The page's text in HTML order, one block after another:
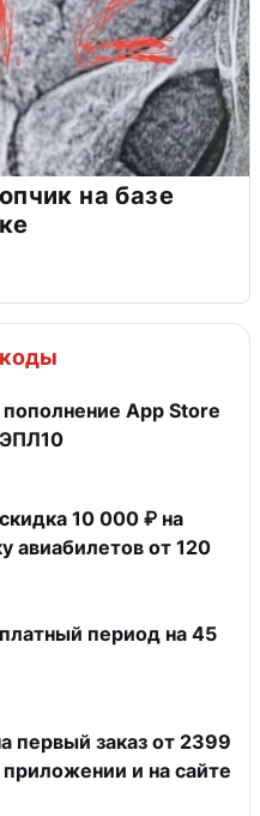
на базе
App Store
10 000 ₽ на
авиабилетов от 120
период на 45
первый заказ от 2399
и на сайте